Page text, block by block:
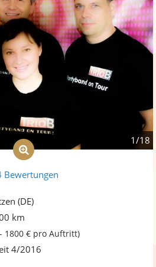
1/18
Bewertungen
(DE)
km
1800 € pro Auftritt)
4/2016